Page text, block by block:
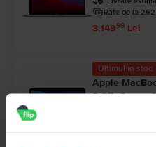
Rate de la
3.14999 Lei
Ultimul în stoc
Apple
8 GB, 8 core